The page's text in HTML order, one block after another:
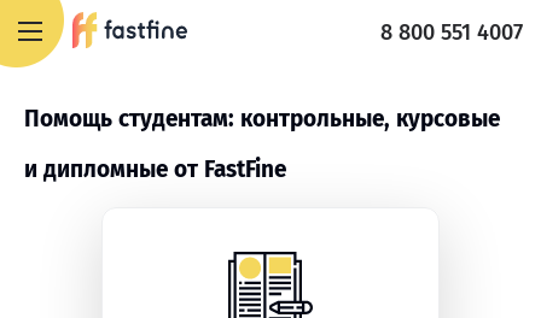
8 800 551 4007
Помощь студентам: контрольные, курсовые
и дипломные от FastFine